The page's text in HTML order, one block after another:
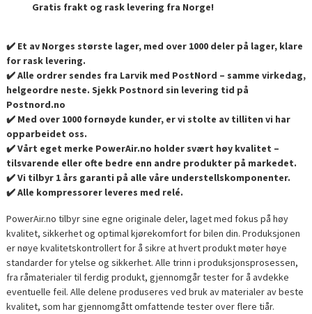
Gratis frakt og rask levering fra Norge!
✔️ Et av Norges største lager, med over 1000 deler på lager, klare
for rask levering.
✔️ Alle ordrer sendes fra Larvik med PostNord – samme virkedag,
helgeordre neste. Sjekk Postnord sin levering tid på
Postnord.no
✔️ Med over 1000 fornøyde kunder, er vi stolte av tilliten vi har
opparbeidet oss.
✔️ Vårt eget merke PowerAir.no holder svært høy kvalitet –
tilsvarende eller ofte bedre enn andre produkter på markedet.
✔️ Vi tilbyr 1 års garanti på alle våre understellskomponenter.
✔️ Alle kompressorer leveres med relé.
PowerAir.no tilbyr sine egne originale deler, laget med fokus på høy
kvalitet, sikkerhet og optimal kjørekomfort for bilen din. Produksjonen
er nøye kvalitetskontrollert for å sikre at hvert produkt møter høye
standarder for ytelse og sikkerhet. Alle trinn i produksjonsprosessen,
fra råmaterialer til ferdig produkt, gjennomgår tester for å avdekke
eventuelle feil. Alle delene produseres ved bruk av materialer av beste
kvalitet, som har gjennomgått omfattende tester over flere tiår.